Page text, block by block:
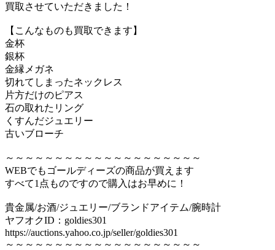
買取させていただきました！
【こんなものも買取できます】
金杯
銀杯
金縁メガネ
切れてしまったネックレス
片方だけのピアス
石の取れたリング
くすんだジュエリー
古いブローチ
～～～～～～～～～～～～～～～～～～～～
WEBでもゴールディーズの商品が買えます
すべて1点ものですので購入はお早めに！
貴金属/お酒/ジュエリー/ブランドアイテム/腕時計
ヤフオクID：goldies301
https://auctions.yahoo.co.jp/seller/goldies301
～～～～～～～～～～～～～～～～～～～～